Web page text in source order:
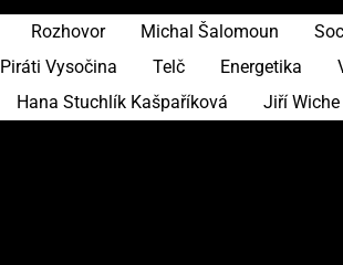
Rozhovor Michal Šalomoun
Piráti Vysočina Telč Energetika
Hana Stuchlík Kašpaříková Jiří Wiche